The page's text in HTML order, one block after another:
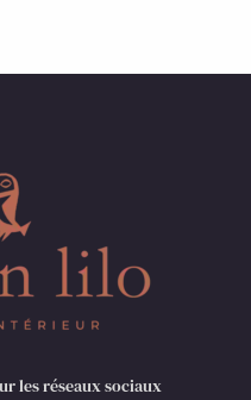
les réseaux sociaux